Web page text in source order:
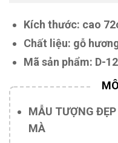
Kích thước: cao
Chất liệu: gỗ
Mã sản phẩm: D-12
MẪU TƯỢNG
MÀ